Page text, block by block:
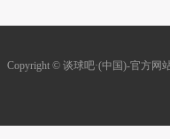
Copyright © 谈球吧·(中国)-官方网